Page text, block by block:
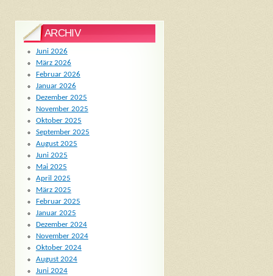
ARCHIV
Juni 2026
März 2026
Februar 2026
Januar 2026
Dezember 2025
November 2025
Oktober 2025
September 2025
August 2025
Juni 2025
Mai 2025
April 2025
März 2025
Februar 2025
Januar 2025
Dezember 2024
November 2024
Oktober 2024
August 2024
Juni 2024